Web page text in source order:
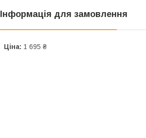
Інформація для замовлення
Ціна: 1 695 ₴